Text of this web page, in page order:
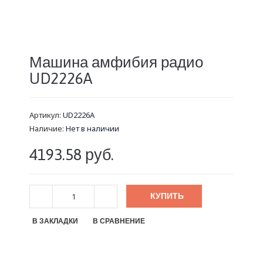
Машина амфибия радио
UD2226A
Артикул: UD2226A
Наличие: Нет в наличии
4193.58 руб.
КУПИТЬ
В ЗАКЛАДКИ В СРАВНЕНИЕ